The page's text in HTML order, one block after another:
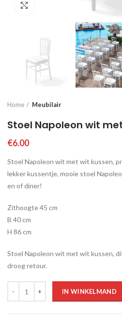
Home Meubilair
Stoel Napoleon wit
€6.00
Stoel Napoleon wit met wit kussen,
lekker kussentje, mooie stoel
en of diner!
Zithoogte 45 cm
B 40 cm
H 86 cm
Stoel Napoleon wit met wit kussen,
droog retour.
IN WINKELMAND